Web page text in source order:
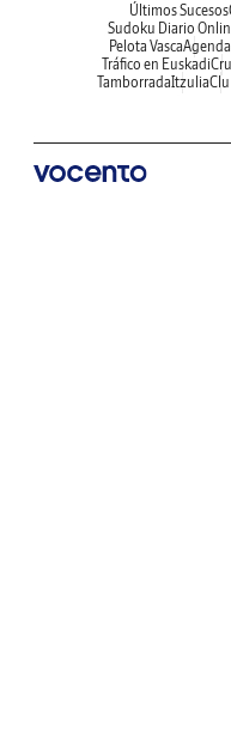
Últimos Sucesos
Sudoku Diario
Pelota Vasca
Tráfico en Euskadi
TamborradaItzulia